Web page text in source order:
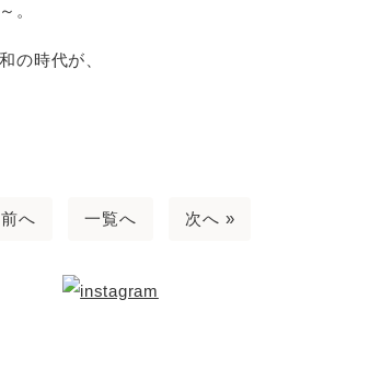
。
の時代が、
へ 一覧へ 次へ »